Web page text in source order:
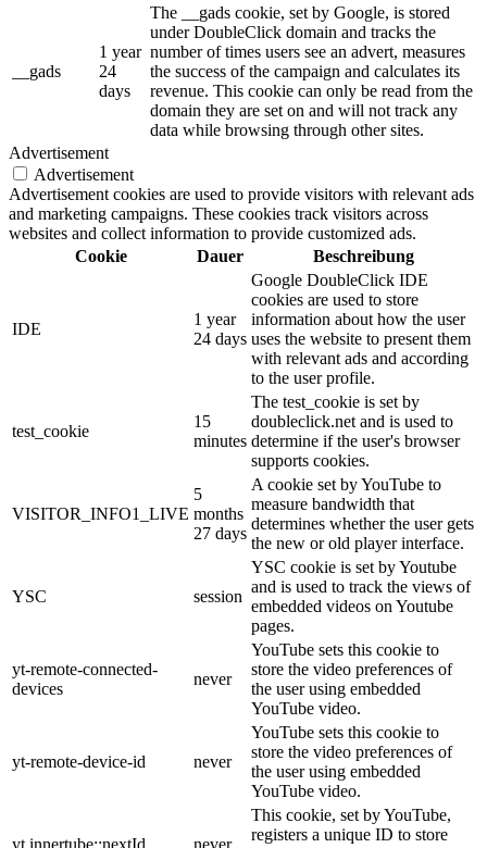
__gads
1 year
24
days
The __gads cookie, set by Google, is stored
under DoubleClick domain and tracks the
number of times users see an advert, measures
the success of the campaign and calculates its
revenue. This cookie can only be read from the
domain they are set on and will not track any
data while browsing through other sites.
Advertisement
Advertisement
Advertisement cookies are used to provide visitors with relevant ads
and marketing campaigns. These cookies track visitors across
websites and collect information to provide customized ads.
Cookie
Dauer Beschreibung
IDE
1 year
24 days
Google DoubleClick IDE
cookies are used to store
information about how the user
uses the website to present them
with relevant ads and according
to the user profile.
test_cookie
15
minutes
The test_cookie is set by
doubleclick.net and is used to
determine if the user's browser
supports cookies.
VISITOR_INFO1_LIVE
5
months
27 days
A cookie set by YouTube to
measure bandwidth that
determines whether the user gets
the new or old player interface.
YSC session
YSC cookie is set by Youtube
and is used to track the views of
embedded videos on Youtube
pages.
yt-remote-connected-
devices
never
YouTube sets this cookie to
store the video preferences of
the user using embedded
YouTube video.
yt-remote-device-id never
YouTube sets this cookie to
store the video preferences of
the user using embedded
YouTube video.
This cookie, set by YouTube,
registers a unique ID to store